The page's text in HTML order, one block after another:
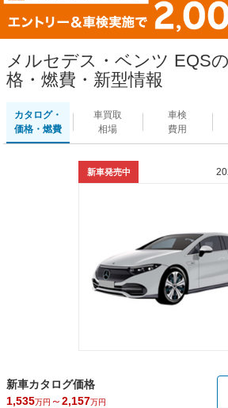
メルセデス・ベンツ EQS
格・燃費・新型情報
カタログ・
価格・燃費
車買取
相場
車検
費用
新車発売中
新車カタログ価格
1,535万円 ～2,157万円